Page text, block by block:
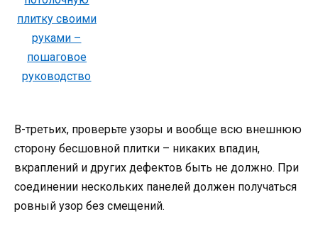
В-третьих, проверьте узоры и вообще всю внешнюю
сторону бесшовной плитки – никаких впадин,
вкраплений и других дефектов быть не должно. При
соединении нескольких панелей должен получаться
ровный узор без смещений.